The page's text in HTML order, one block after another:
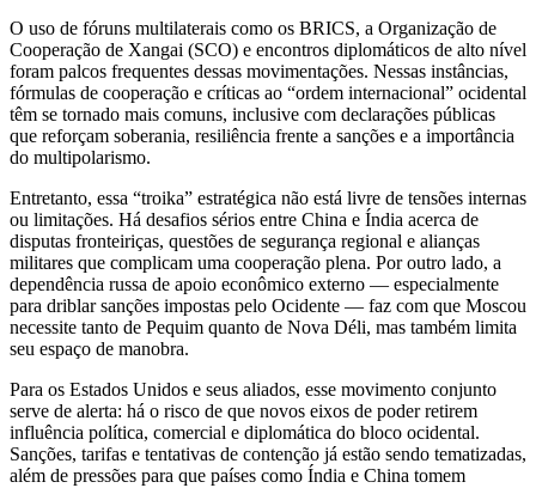
O uso de fóruns multilaterais como os BRICS, a Organização de
Cooperação de Xangai (SCO) e encontros diplomáticos de alto nível
foram palcos frequentes dessas movimentações. Nessas instâncias,
fórmulas de cooperação e críticas ao “ordem internacional” ocidental
têm se tornado mais comuns, inclusive com declarações públicas
que reforçam soberania, resiliência frente a sanções e a importância
do multipolarismo.
Entretanto, essa “troika” estratégica não está livre de tensões internas
ou limitações. Há desafios sérios entre China e Índia acerca de
disputas fronteiriças, questões de segurança regional e alianças
militares que complicam uma cooperação plena. Por outro lado, a
dependência russa de apoio econômico externo — especialmente
para driblar sanções impostas pelo Ocidente — faz com que Moscou
necessite tanto de Pequim quanto de Nova Déli, mas também limita
seu espaço de manobra.
Para os Estados Unidos e seus aliados, esse movimento conjunto
serve de alerta: há o risco de que novos eixos de poder retirem
influência política, comercial e diplomática do bloco ocidental.
Sanções, tarifas e tentativas de contenção já estão sendo tematizadas,
além de pressões para que países como Índia e China tomem